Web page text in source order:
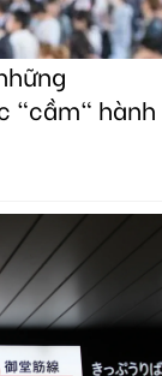
"cầm" hành